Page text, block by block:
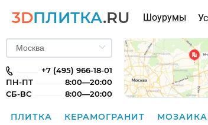
3DПЛИТКА.RU Шоурумы
+7 (495) 966-18-01
ПН-ПТ
8:00—20:00
СБ-ВС
8:00—20:00
ПЛИТКА КЕРАМОГРАНИТ МОЗАИКА